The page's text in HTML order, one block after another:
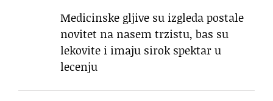
Medicinske gljive su izgleda postale
novitet na nasem trzistu, bas su
lekovite i imaju sirok spektar u
lecenju